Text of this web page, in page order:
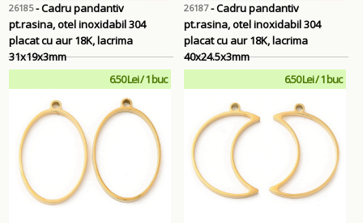
26185- Cadru pandantiv
pt.rasina, otel inoxidabil 304
placat cu aur 18K, lacrima
31x19x3mm
26187- Cadru pandantiv
pt.rasina, otel inoxidabil 304
placat cu aur 18K, lacrima
40x24.5x3mm
6.50 Lei / 1 buc
6.50 Lei / 1 buc